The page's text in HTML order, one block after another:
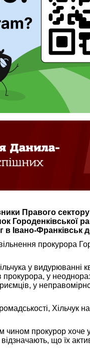
Правого
Городенківської
в Івано-Франківськ
прокурора
у видурюванні
прокурора, у
у
Хільчук
прокурор хоче
що їх